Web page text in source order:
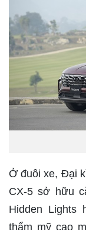
Ở đuôi xe, Đại
CX-5 sở hữu
Hidden Lights
thẩm mỹ cao